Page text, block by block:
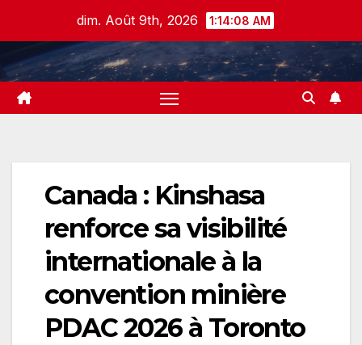
content
dim. Août 9th, 2026 1:14:09 AM
Canada : Kinshasa
renforce sa visibilité
internationale à la
convention minière
PDAC 2026 à Toronto